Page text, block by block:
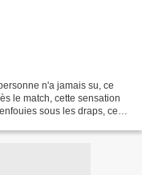
n'a jamais su, ce
le match, cette sensation
sous les draps, cette